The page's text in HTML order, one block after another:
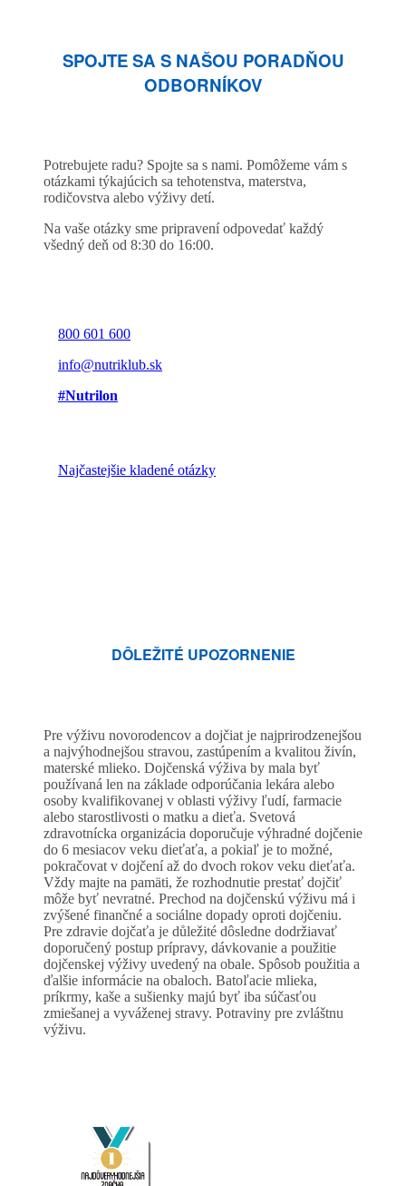
SPOJTE SA S NAŠOU PORADŇOU
ODBORNÍKOV
Potrebujete radu? Spojte sa s nami. Pomôžeme vám s
otázkami týkajúcich sa tehotenstva, materstva,
rodičovstva alebo výživy detí.
Na vaše otázky sme pripravení odpovedať každý
všedný deň od 8:30 do 16:00.
800 601 600
info@nutriklub.sk
#Nutrilon
Najčastejšie kladené otázky
DÔLEŽITÉ UPOZORNENIE
Pre výživu novorodencov a dojčiat je najprirodzenejšou
a najvýhodnejšou stravou, zastúpením a kvalitou živín,
materské mlieko. Dojčenská výživa by mala byť
používaná len na základe odporúčania lekára alebo
osoby kvalifikovanej v oblasti výživy ľudí, farmacie
alebo starostlivosti o matku a dieťa. Svetová
zdravotnícka organizácia doporučuje výhradné dojčenie
do 6 mesiacov veku dieťaťa, a pokiaľ je to možné,
pokračovat v dojčení až do dvoch rokov veku dieťaťa.
Vždy majte na pamäti, že rozhodnutie prestať dojčiť
môže byť nevratné. Prechod na dojčenskú výživu má i
zvýšené finančné a sociálne dopady oproti dojčeniu.
Pre zdravie dojčaťa je důležité dôsledne dodržiavať
doporučený postup prípravy, dávkovanie a použitie
dojčenskej výživy uvedený na obale. Spôsob použitia a
ďalšie informácie na obaloch. Batoľacie mlieka,
príkrmy, kaše a sušienky majú byť iba súčasťou
zmiešanej a vyváženej stravy. Potraviny pre zvláštnu
výživu.